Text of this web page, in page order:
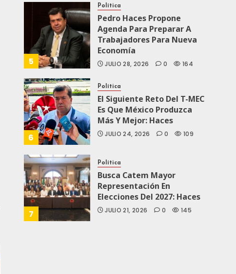
5
Política
Pedro Haces Propone
Agenda Para Preparar A
Trabajadores Para Nueva
Economía
JULIO 28, 2026 0 164
6
Política
El Siguiente Reto Del T-MEC
Es Que México Produzca
Más Y Mejor: Haces
JULIO 24, 2026 0 109
7
Política
Busca Catem Mayor
Representación En
Elecciones Del 2027: Haces
JULIO 21, 2026 0 145